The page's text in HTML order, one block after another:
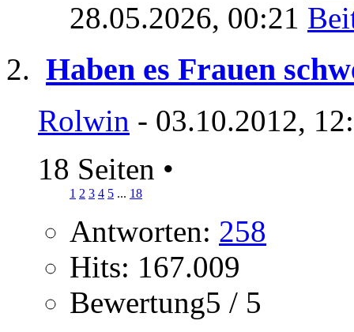
28.05.2026, 00:21
Haben es Frauen
Rolwin - 03.10.2012,
18 Seiten •
1 2 3 4 5 ... 18
Antworten: 258
Hits: 167.009
Bewertung5 / 5